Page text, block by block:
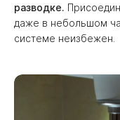
разводке.
даже в небольшом
системе неизбежен.